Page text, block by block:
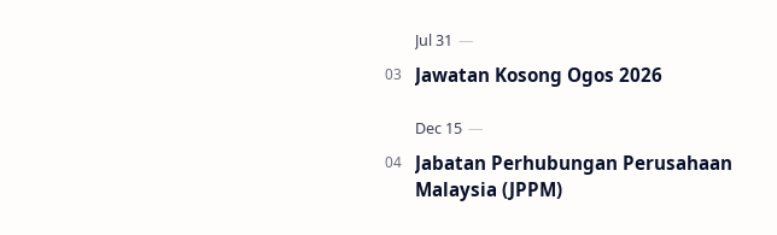
Jawatan Kosong Ogos 2026
Jabatan Perhubungan Perusahaan
Malaysia (JPPM)